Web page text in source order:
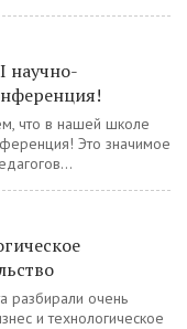
научно-
что в нашей школе
Это значимое
разбирали очень
и технологическое